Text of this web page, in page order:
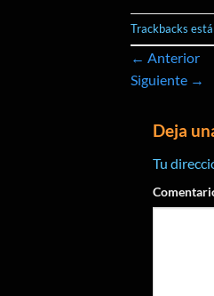
Trackbacks
← Anterior
Siguiente →
Deja
Tu